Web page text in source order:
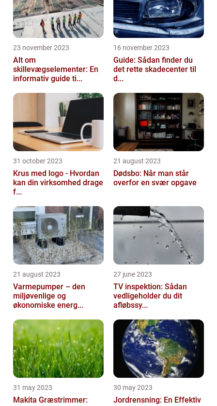
23 november 2023
Alt om
skillevægselementer: En
informativ guide ti...
16 november 2023
Guide: Sådan finder du
det rette skadecenter til
d...
31 october 2023
Krus med logo - Hvordan
kan din virksomhed drage
f...
21 august 2023
Dødsbo: Når man står
overfor en svær opgave
21 august 2023
Varmepumper – den
miljøvenlige og
økonomiske energ...
27 june 2023
TV inspektion: Sådan
vedligeholder du dit
afløbssy...
31 may 2023
Makita Græstrimmer:
30 may 2023
Jordrensning: En Effektiv